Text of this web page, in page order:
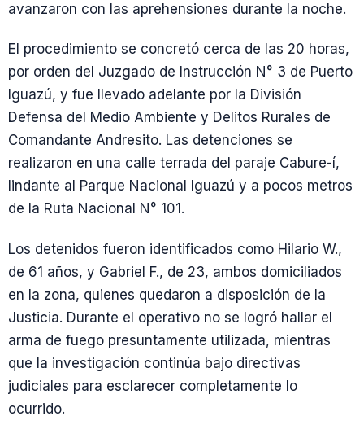
avanzaron con las aprehensiones durante la noche.
El procedimiento se concretó cerca de las 20 horas,
por orden del Juzgado de Instrucción N° 3 de Puerto
Iguazú, y fue llevado adelante por la División
Defensa del Medio Ambiente y Delitos Rurales de
Comandante Andresito. Las detenciones se
realizaron en una calle terrada del paraje Cabure-í,
lindante al Parque Nacional Iguazú y a pocos metros
de la Ruta Nacional N° 101.
Los detenidos fueron identificados como Hilario W.,
de 61 años, y Gabriel F., de 23, ambos domiciliados
en la zona, quienes quedaron a disposición de la
Justicia. Durante el operativo no se logró hallar el
arma de fuego presuntamente utilizada, mientras
que la investigación continúa bajo directivas
judiciales para esclarecer completamente lo
ocurrido.